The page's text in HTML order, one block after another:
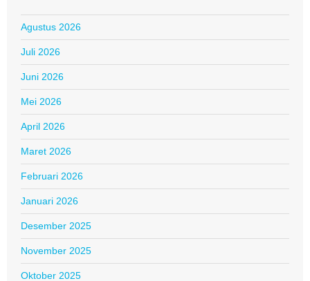
Agustus 2026
Juli 2026
Juni 2026
Mei 2026
April 2026
Maret 2026
Februari 2026
Januari 2026
Desember 2025
November 2025
Oktober 2025